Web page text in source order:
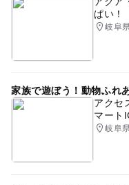
ぱい！
岐阜
家族で遊ぼう！動物ふれ
アクセ
マート
岐阜